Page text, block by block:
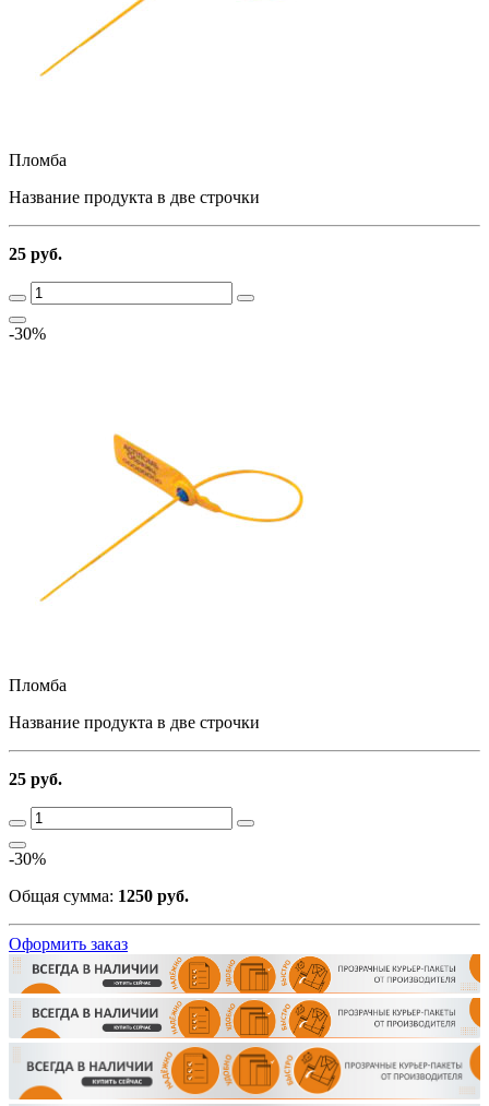
Пломба
Название продукта в две строчки
25 руб.
-30%
Пломба
Название продукта в две строчки
25 руб.
-30%
Общая сумма: 1250 руб.
Оформить заказ